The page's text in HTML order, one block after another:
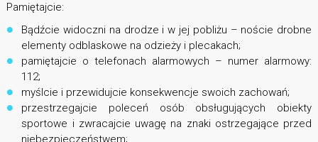
Pamiętajcie:
Bądźcie widoczni na drodze i w jej pobliżu – noście drobne
elementy odblaskowe na odzieży i plecakach;
pamiętajcie o telefonach alarmowych – numer alarmowy:
112;
myślcie i przewidujcie konsekwencje swoich zachowań;
przestrzegajcie poleceń osób obsługujących obiekty
sportowe i zwracajcie uwagę na znaki ostrzegające przed
niebezpieczeństwem;